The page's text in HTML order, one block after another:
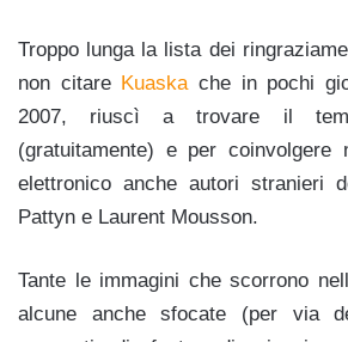
Troppo lunga la lista dei
non citare Kuaska che in pochi
2007, riuscì a trovare il
(gratuitamente) e per coinvolgere
elettronico anche autori stranieri
Pattyn e Laurent Mousson.
Tante le immagini che scorrono
alcune anche sfocate (per via